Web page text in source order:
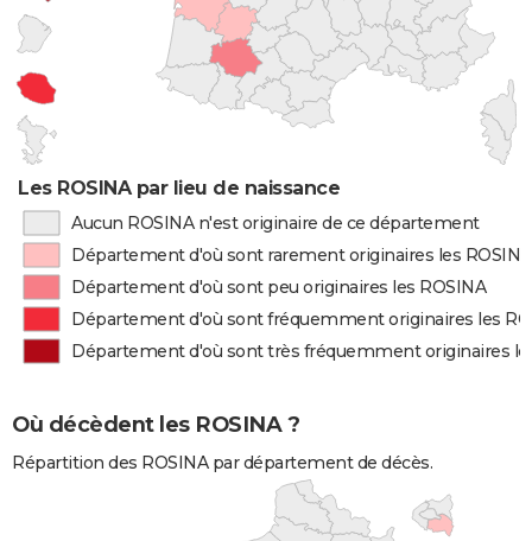
Les ROSINA par lieu de naissance
Aucun ROSINA n'est originaire de ce département
Département d'où sont rarement originaires les ROSINA
Département d'où sont peu originaires les ROSINA
Département d'où sont fréquemment originaires les
Département d'où sont très fréquemment originaires
Où décèdent les ROSINA ?
Répartition des ROSINA par département de décès.